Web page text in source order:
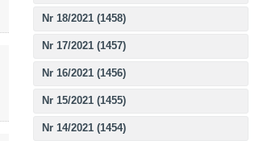
Nr 18/2021 (1458)
Nr 17/2021 (1457)
Nr 16/2021 (1456)
Nr 15/2021 (1455)
Nr 14/2021 (1454)